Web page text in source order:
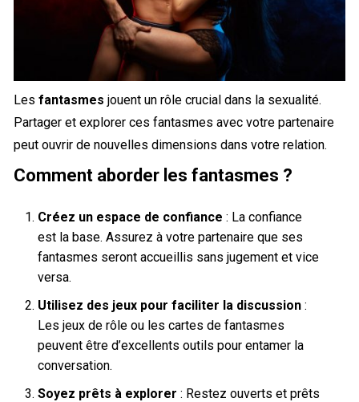
Lesfantasmes jouent un rôle crucial dans la sexualité.
Partager et explorer ces fantasmes avec votre partenaire
peut ouvrir de nouvelles dimensions dans votre relation.
Comment aborder les fantasmes ?
Créez un espace de confiance : La confiance
est la base. Assurez à votre partenaire que ses
fantasmes seront accueillis sans jugement et vice
versa.
Utilisez des jeux pour faciliter la discussion :
Les jeux de rôle ou les cartes de fantasmes
peuvent être d’excellents outils pour entamer la
conversation.
Soyez prêts à explorer : Restez ouverts et prêts